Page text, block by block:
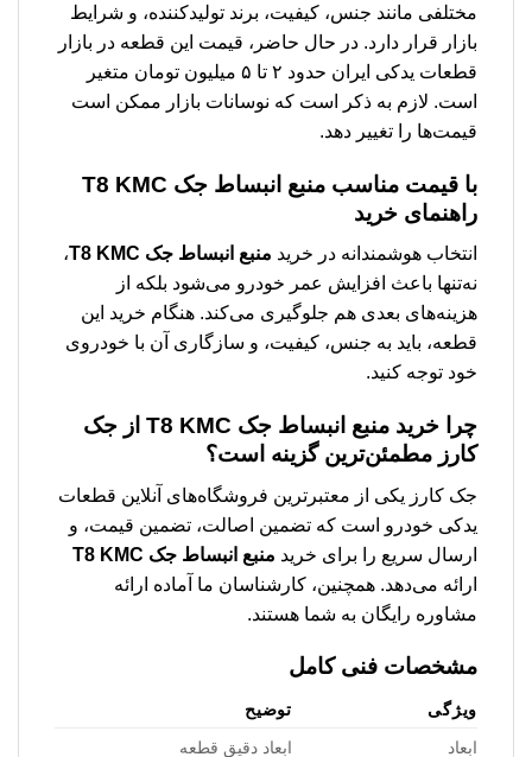
مختلفی مانند جنس، کیفیت، برند تولیدکننده، و شرایط
بازار قرار دارد. در حال حاضر، قیمت این قطعه در بازار
قطعات یدکی ایران حدود ۲ تا ۵ میلیون تومان متغیر
است. لازم به ذکر است که نوسانات بازار ممکن است
قیمت‌ها را تغییر دهد.
با قیمت مناسب منبع انبساط جک T8 KMC
راهنمای خرید
انتخاب هوشمندانه در خرید منبع انبساط جک T8 KMC
،
نه‌تنها باعث افزایش عمر خودرو می‌شود بلکه از
هزینه‌های بعدی هم جلوگیری می‌کند. هنگام خرید این
قطعه، باید به جنس، کیفیت، و سازگاری آن با خودروی
خود توجه کنید.
چرا خرید منبع انبساط جک T8 KMC
از جک
کارز مطمئن‌ترین گزینه است؟
جک کارز یکی از معتبرترین فروشگاه‌های آنلاین قطعات
یدکی خودرو است که تضمین اصالت، تضمین قیمت، و
ارسال سریع را برای خرید منبع انبساط جک T8 KMC
ارائه می‌دهد. همچنین، کارشناسان ما آماده ارائه
مشاوره رایگان به شما هستند.
مشخصات فنی کامل
ویژگی
توضیح
ابعاد
ابعاد دقیق قطعه